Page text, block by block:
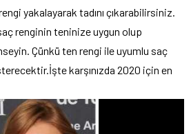
yakalayarak tadını çıkarabilirsiniz.
renginin teninize uygun olup
Çünkü ten rengi ile uyumlu saç
karşınızda 2020 için en